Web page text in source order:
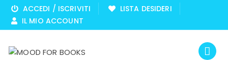
Vai
contenuto
ACCEDI / ISCRIVITI
LISTA DESIDERI
IL MIO ACCOUNT